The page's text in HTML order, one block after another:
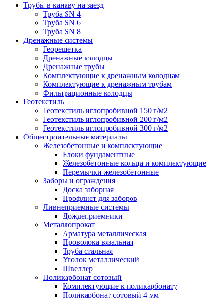
Трубы в канаву на заезд
Труба SN 4
Труба SN 6
Труба SN 8
Дренажные системы
Георешетка
Дренажные колодцы
Дренажные трубы
Комплектующие к дренажным колодцам
Комплектующие к дренажным трубам
Фильтрационные колодцы
Геотекстиль
Геотекстиль иглопробивной 150 г/м2
Геотекстиль иглопробивной 200 г/м2
Геотекстиль иглопробивной 300 г/м2
Общестроительные материалы
Железобетонные и комплектующие
Блоки фундаментные
Железобетонные кольца и комплектующие
Перемычки железобетонные
Заборы и ограждения
Доска заборная
Профлист для заборов
Ливнеприемные системы
Дождеприемники
Металлопрокат
Арматура металлическая
Проволока вязальная
Труба стальная
Уголок металлический
Швеллер
Поликарбонат сотовый
Комплектующие к поликарбонату
Поликарбонат сотовый 4 мм